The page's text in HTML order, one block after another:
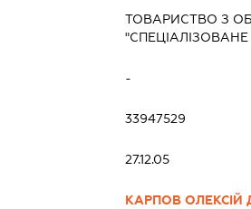
ТОВАРИСТВО З
-
33947529
27.12.05
КАРПОВ ОЛЕКСІЙ